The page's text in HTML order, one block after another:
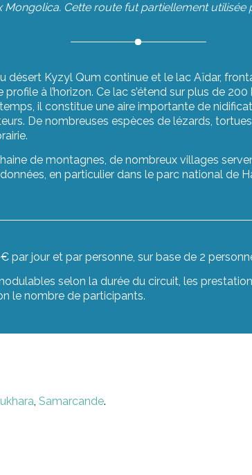
Mongolica. Cette route fut partiellement utilisée
désert Kyzyl Qum continue et le lac Aïdar,
profile à l’horizon. Ce lac s’étend sur plus de
il constitue une aire importante de
De nombreuses espèces de lézards,
de montagnes, de nombreux villages
en particulier dans le parc national de
par jour et par personne, sur base de 2
selon la durée du circuit, les
le nombre de participants.
Samarcande.